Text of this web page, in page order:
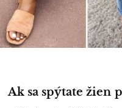
Ak sa spýtate žien po celom svete, aký kúsok